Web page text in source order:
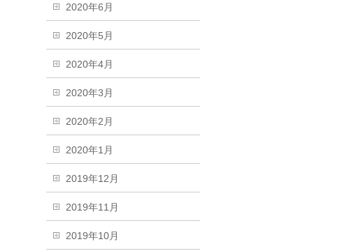
2020年6月
2020年5月
2020年4月
2020年3月
2020年2月
2020年1月
2019年12月
2019年11月
2019年10月